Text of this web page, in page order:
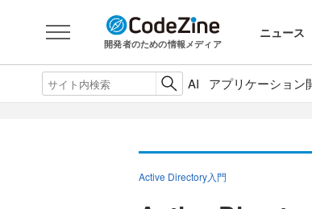
開発者のための情報メディア
ニュース
AI アプリケーション
Active Directory入門